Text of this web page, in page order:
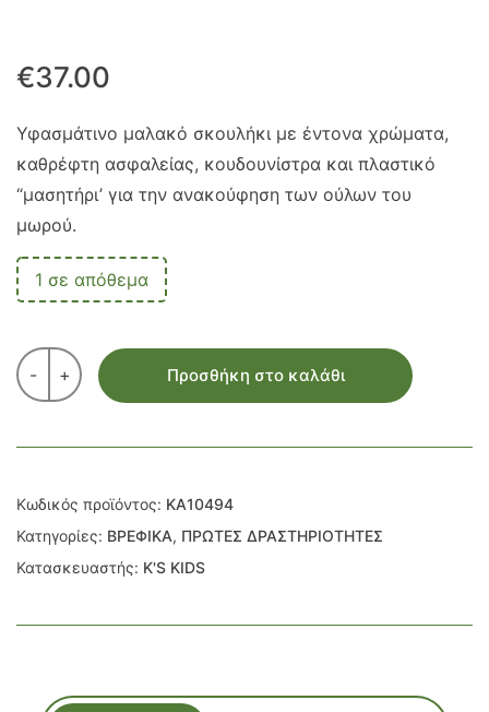
€37.00
Υφασμάτινο μαλακό σκουλήκι με έντονα χρώματα,
καθρέφτη ασφαλείας, κουδουνίστρα και πλαστικό
“μασητήρι’ για την ανακούφηση των ούλων του
μωρού.
1 σε απόθεμα
- + Προσθήκη στο καλάθι
Κωδικός προϊόντος: ΚΑ10494
Κατηγορίες: ΒΡΕΦΙΚΑ, ΠΡΩΤΕΣ ΔΡΑΣΤΗΡΙΟΤΗΤΕΣ
Κατασκευαστής: K'S KIDS